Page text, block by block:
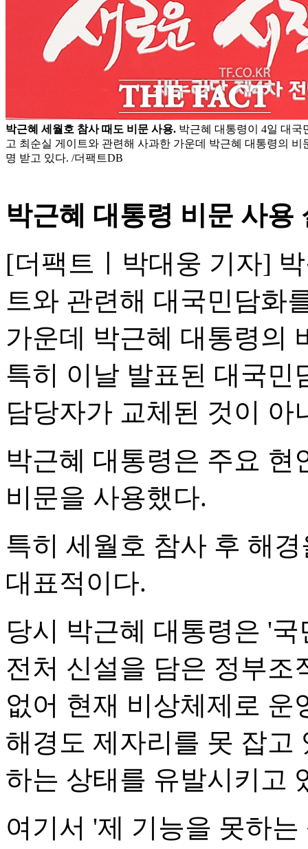
박근혜 세월호 참사 때도 비문 사용. 박근혜 대통령이 4일 대국
고 최순실 게이트와 관련해 사과한 가운데 박근혜 대통령의 비
명 받고 있다. /더팩트DB
박근혜 대통령 비문 사용
[더팩트ㅣ박대웅 기자]
트와 관련해 대국민담화
가운데 박근혜 대통령의
특히 이날 발표된 대국민
담당자가 교체된 것이 아
박근혜 대통령은 주요
비문을 사용했다.
특히 세월호 참사 후 해
대표적이다.
당시 박근혜 대통령은 '
전처 신설을 담은 정부조
없어 현재 비상체제로 운
해경도 제자리를 못 잡고
하는 상태를 유발시키고
여기서 '제 기능을 못하